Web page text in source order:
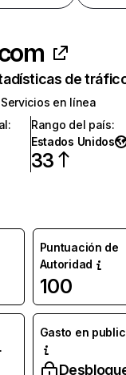
de
Servicios en línea
:
Rango del país:
Estados Unidos
33
Puntuación de
Autoridad
100
Gasto en